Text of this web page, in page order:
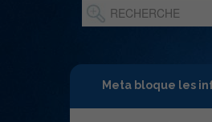
Meta bloque les